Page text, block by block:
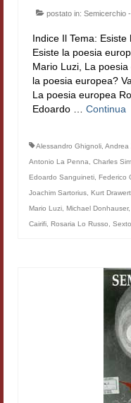
Scrittori
Corpus
Filologia
Lexicon
ALIM
Lo studium
DIGIMED
Eurasian
postato in: Semicerchio
Indice Il Tema: Esiste
Esiste la poesia
Mario Luzi, La
la poesia europea?
La poesia europea
Edoardo … Continua
Alessandro Ghignoli Andrea
Antonio La Penna
Charles
Edoardo Sanguineti Federico
Joachim Sartorius Kurt Drawert
Mario Luzi Michael Donhauser,
Cairifi Rosaria Lo Russo